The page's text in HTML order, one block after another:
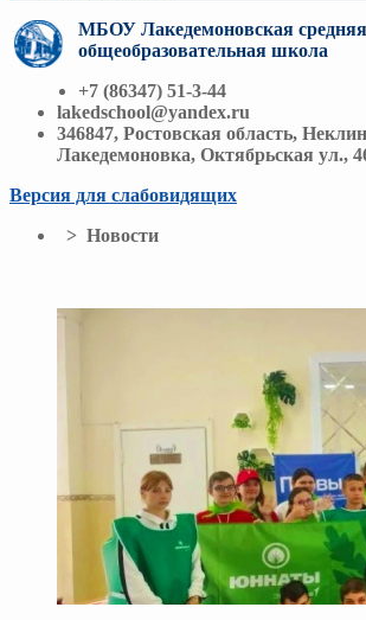
МБОУ Лакедемоновская средняя
общеобразовательная школа
+7 (86347) 51-3-44
lakedschool@yandex.ru
346847, Ростовская область,
Лакедемоновка, Октябрьская ул.,
Версия для слабовидящих
> Новости